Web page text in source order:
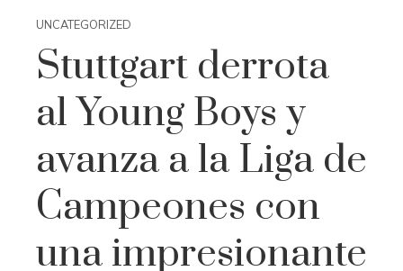
UNCATEGORIZED
Stuttgart derrota
al Young Boys y
avanza a la Liga de
Campeones con
una impresionante